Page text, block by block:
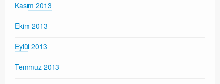
Kasım 2013
Ekim 2013
Eylül 2013
Temmuz 2013